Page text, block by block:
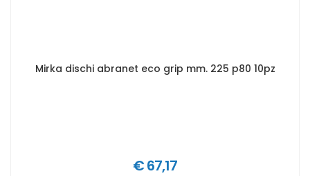
Mirka dischi abranet eco grip mm. 225 p80 10pz
€ 67,17